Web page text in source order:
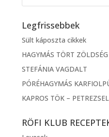
Legfrissebbek
Sült káposzta cikkek
HAGYMÁS TÖRT ZÖLDSÉG
STEFÁNIA VAGDALT
PÓRÉHAGYMÁS
KAPROS TÖK –
RÖFI KLUB